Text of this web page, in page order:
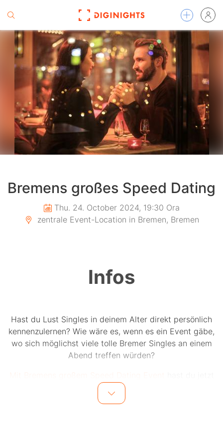
Bremens großes Speed Dating
Thu. 24. October 2024, 19:30 Ora
zentrale Event-Location in Bremen, Bremen
Infos
Hast du Lust Singles in deinem Alter direkt persönlich
kennenzulernen? Wie wäre es, wenn es ein Event gäbe,
wo sich möglichst viele tolle Bremer Singles an einem
Abend treffen würden?
die Chance auf bis zu 15 einzigartige Dates an einem
Abend.